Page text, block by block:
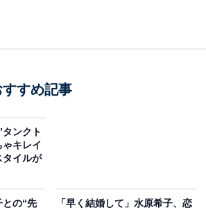
すめ記事
ンクト
キレイ
タイルが
の“先
「早く結婚して」水原希子、恋